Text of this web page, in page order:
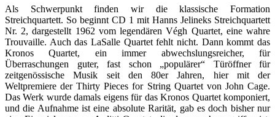
Als Schwerpunkt finden wir die klassische Formation
Streichquartett. So beginnt CD 1 mit Hanns Jelineks Streichquartett
Nr. 2, dargestellt 1962 vom legendären Végh Quartet, eine wahre
Trouvaille. Auch das LaSalle Quartet fehlt nicht. Dann kommt das
Kronos Quartet, ein immer abwechslungsreicher, für
Überraschungen guter, fast schon „populärer“ Türöffner für
zeitgenössische Musik seit den 80er Jahren, hier mit der
Weltpremiere der Thirty Pieces for String Quartet von John Cage.
Das Werk wurde damals eigens für das Kronos Quartet komponiert,
und die Aufnahme ist eine absolute Rarität, gab es doch bisher nur